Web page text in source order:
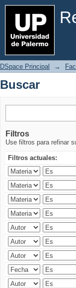
Buscar
DSpace Principal →
Buscar
Filtros
Use filtros para refinar
Filtros actuales: